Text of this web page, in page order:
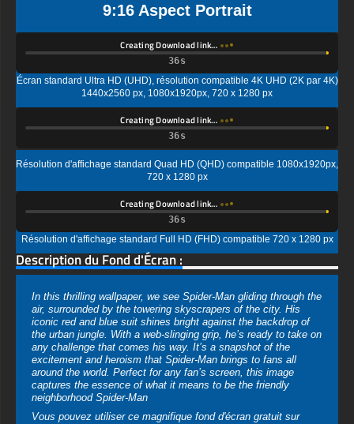
Creating Download link…
Écran standard Ultra HD (UHD), résolution compatible 4K UHD (2K par 4K)
1440x2560 px, 1080x1920px, 720 x 1280 px
Résolution d'affichage standard Quad HD (QHD) compatible 1080x1920px,
Creating Download link…
Résolution d'affichage standard Full HD (FHD) compatible 720 x 1280 px
Description du Fond d'Écran :
In this thrilling wallpaper, we see Spider-Man gliding through the
air, surrounded by the towering skyscrapers of the city. His
iconic red and blue suit shines bright against the backdrop of
the urban jungle. With a web-slinging grip, he’s ready to take on
any challenge that comes his way. It’s a snapshot of the
around the world. Perfect for any fan’s screen, this image
captures the essence of what it means to be the friendly
neighborhood Spider-Man
Vous pouvez utiliser ce magnifique fond d'écran gratuit sur
votre appareil :
-Spider-Man Sky-High wallpaper 4K HD ULTRA HD for PC
Desktop & Laptop (including popular brands like Apple
MacBook, Dell XPS, HP Spectre, Lenovo ThinkPad, Asus
ROG Strix, Microsoft Surface, Acer, MSI, Toshiba, Samsung,